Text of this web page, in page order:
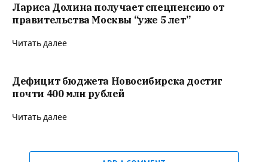
Лариса Долина получает спецпенсию от
правительства Москвы “уже 5 лет”
Читать далее
Дефицит бюджета Новосибирска достиг
почти 400 млн рублей
Читать далее